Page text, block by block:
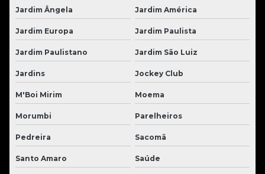
Jardim Ângela Jardim América
Jardim Europa Jardim Paulista
Jardim Paulistano Jardim São Luiz
Jardins Jockey Club
M'Boi Mirim Moema
Morumbi Parelheiros
Pedreira Sacomã
Santo Amaro Saúde